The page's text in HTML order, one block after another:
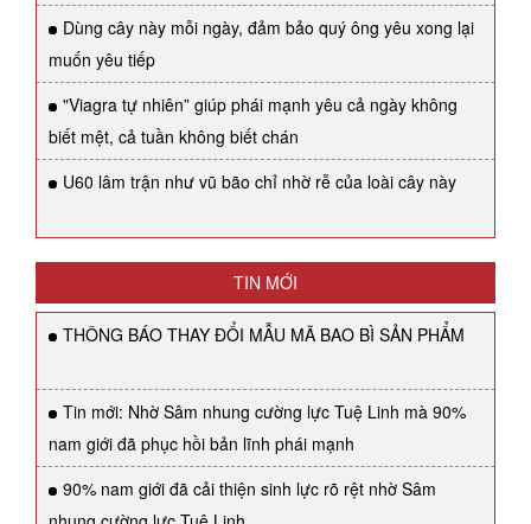
Dùng cây này mỗi ngày, đảm bảo quý ông yêu xong lại
muốn yêu tiếp
"Viagra tự nhiên” giúp phái mạnh yêu cả ngày không
biết mệt, cả tuần không biết chán
U60 lâm trận như vũ bão chỉ nhờ rễ của loài cây này
TIN MỚI
THÔNG BÁO THAY ĐỔI MẪU MÃ BAO BÌ SẢN PHẨM
Tin mới: Nhờ Sâm nhung cường lực Tuệ Linh mà 90%
nam giới đã phục hồi bản lĩnh phái mạnh
90% nam giới đã cải thiện sinh lực rõ rệt nhờ Sâm